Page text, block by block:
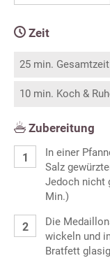
Zeit
25 min. Gesamtzeit
10 min. Koch &
Zubereitung
In einer
Salz
Jedoch nicht
Min.)
Die
wickeln und
Bratfett